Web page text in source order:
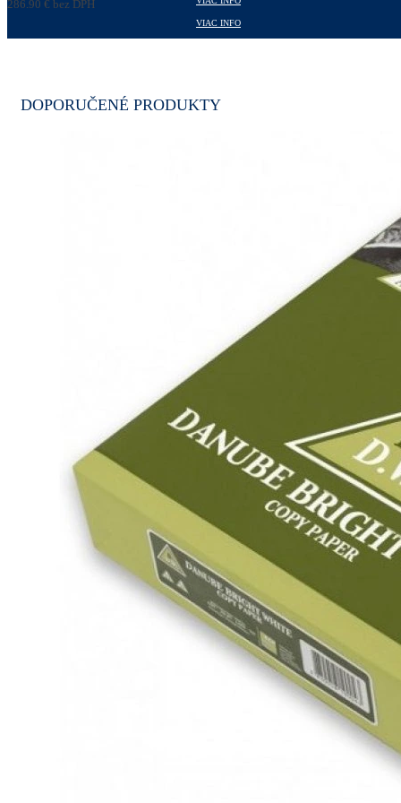
286,90€bez DPH
VIAC INFO
DOPORUČENÉ PRODUKTY